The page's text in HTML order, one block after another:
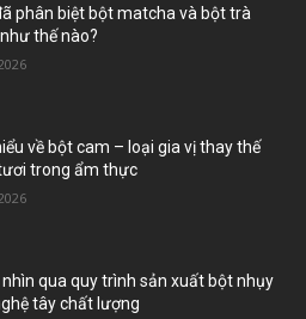
phân biệt bột matcha và bột trà
thế nào?
về bột cam – loại gia vị thay thế
trong ẩm thực
nhìn qua quy trình sản xuất bột nhụy
tây chất lượng